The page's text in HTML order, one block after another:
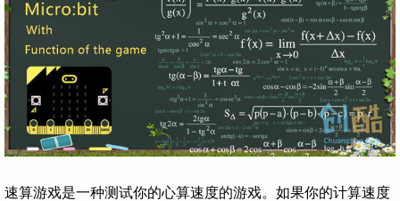
速算游戏是一种测试你的心算速度的游戏。如果你的计算速度